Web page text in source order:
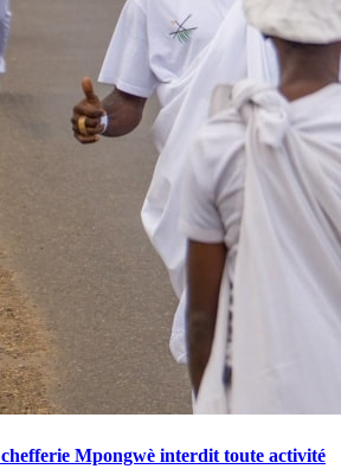
Mpongwè interdit toute activité